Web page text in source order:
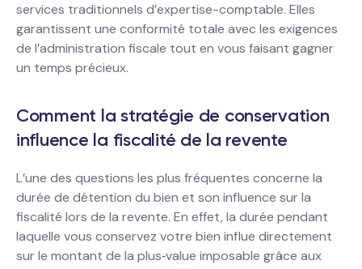
services traditionnels d’expertise-comptable. Elles
garantissent une conformité totale avec les exigences
de l’administration fiscale tout en vous faisant gagner
un temps précieux.
Comment la stratégie de conservation
influence la fiscalité de la revente
L’une des questions les plus fréquentes concerne la
durée de détention du bien et son influence sur la
fiscalité lors de la revente. En effet, la durée pendant
laquelle vous conservez votre bien influe directement
sur le montant de la plus‐value imposable grâce aux